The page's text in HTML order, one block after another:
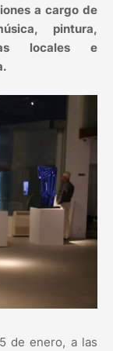
a cargo de
pintura,
locales e
de enero, a las